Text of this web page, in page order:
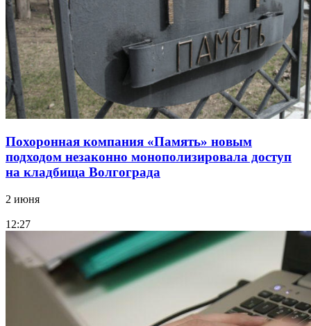
Похоронная компания «Память» новым
подходом незаконно монополизировала доступ
на кладбища Волгограда
2 июня
12:27